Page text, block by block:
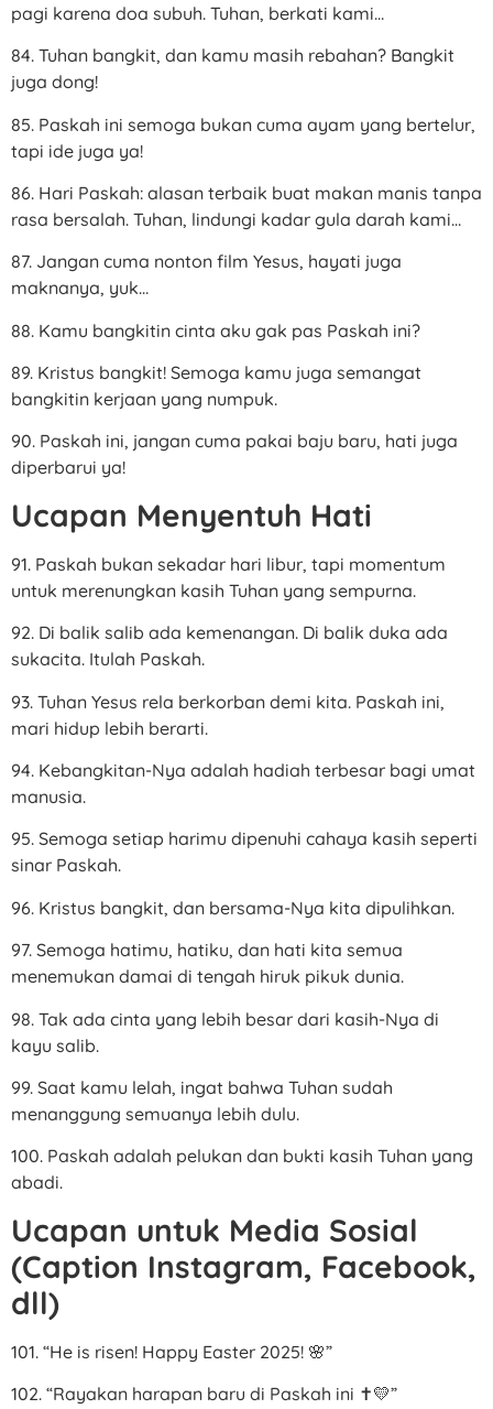
pagi karena doa subuh. Tuhan, berkati kami…
84. Tuhan bangkit, dan kamu masih rebahan? Bangkit
juga dong!
85. Paskah ini semoga bukan cuma ayam yang bertelur,
tapi ide juga ya!
86. Hari Paskah: alasan terbaik buat makan manis tanpa
rasa bersalah. Tuhan, lindungi kadar gula darah kami…
87. Jangan cuma nonton film Yesus, hayati juga
maknanya, yuk…
88. Kamu bangkitin cinta aku gak pas Paskah ini?
89. Kristus bangkit! Semoga kamu juga semangat
bangkitin kerjaan yang numpuk.
90. Paskah ini, jangan cuma pakai baju baru, hati juga
diperbarui ya!
Ucapan Menyentuh Hati
91. Paskah bukan sekadar hari libur, tapi momentum
untuk merenungkan kasih Tuhan yang sempurna.
92. Di balik salib ada kemenangan. Di balik duka ada
sukacita. Itulah Paskah.
93. Tuhan Yesus rela berkorban demi kita. Paskah ini,
mari hidup lebih berarti.
94. Kebangkitan-Nya adalah hadiah terbesar bagi umat
manusia.
95. Semoga setiap harimu dipenuhi cahaya kasih seperti
sinar Paskah.
96. Kristus bangkit, dan bersama-Nya kita dipulihkan.
97. Semoga hatimu, hatiku, dan hati kita semua
menemukan damai di tengah hiruk pikuk dunia.
98. Tak ada cinta yang lebih besar dari kasih-Nya di
kayu salib.
99. Saat kamu lelah, ingat bahwa Tuhan sudah
menanggung semuanya lebih dulu.
100. Paskah adalah pelukan dan bukti kasih Tuhan yang
abadi.
Ucapan untuk Media Sosial
(Caption Instagram, Facebook,
dll)
101. “He is risen! Happy Easter 2025! 🌸”
102. “Rayakan harapan baru di Paskah ini ✝️💛”